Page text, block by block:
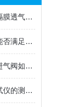
洞察微孔，守护屏障：隔膜透气度测定仪，材料性能的精密标尺
电池隔膜透气性测试仪能否满足新能源行业的特殊要求？
隔膜透气度测试仪调压进气阀如何精准调节？
如何确定碳纸透气度测试仪的测量范围？